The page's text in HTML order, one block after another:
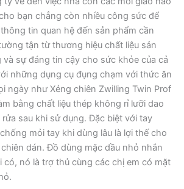
bạn chẳng còn nhiều công sức để
tin quan hệ đến sản phẩm cần
tận từ thương hiệu chất liệu sản
và sự đáng tin cậy cho sức khỏe của cả
những dụng cụ đụng chạm với thức ăn
ngày như Xẻng chiên Zwilling Twin Prof
bằng chất liệu thép không rỉ lưỡi dao
sau khi sử dụng. Đặc biệt với tay
mỏi tay khi dùng lâu là lợi thế cho
dán. Đồ dùng mặc dầu nhỏ nhắn
có, nó là trợ thủ cùng các chị em có mặt